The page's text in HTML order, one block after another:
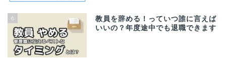
6
教員を辞める！っていつ誰に言えば
いいの？年度途中でも退職できます